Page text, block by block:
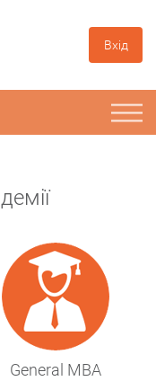
Вхід
General MBA